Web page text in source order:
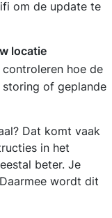
om de update te
locatie
hoe de
of geplande
Dat komt vaak
in het
beter. Je
wordt dit